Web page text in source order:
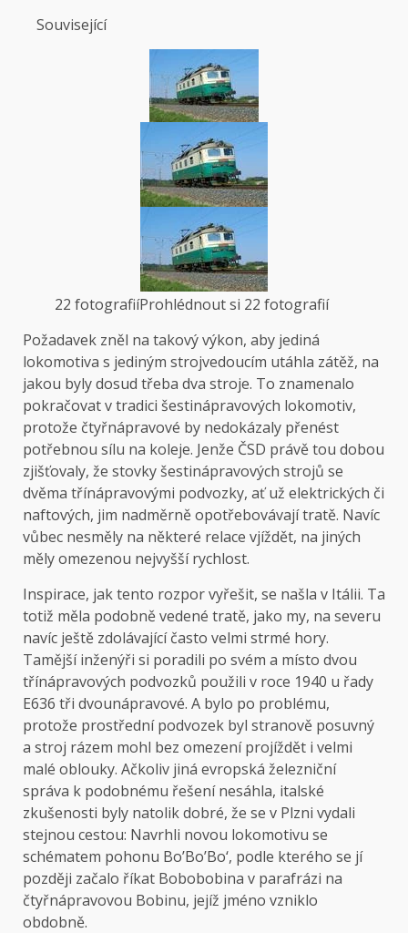
Související
22 fotografiíProhlédnout si 22 fotografií
Požadavek zněl na takový výkon, aby jediná
lokomotiva s jediným strojvedoucím utáhla zátěž, na
jakou byly dosud třeba dva stroje. To znamenalo
pokračovat v tradici šestinápravových lokomotiv,
protože čtyřnápravové by nedokázaly přenést
potřebnou sílu na koleje. Jenže ČSD právě tou dobou
zjišťovaly, že stovky šestinápravových strojů se
dvěma třínápravovými podvozky, ať už elektrických či
naftových, jim nadměrně opotřebovávají tratě. Navíc
vůbec nesměly na některé relace vjíždět, na jiných
měly omezenou nejvyšší rychlost.
Inspirace, jak tento rozpor vyřešit, se našla v Itálii. Ta
totiž měla podobně vedené tratě, jako my, na severu
navíc ještě zdolávající často velmi strmé hory.
Tamější inženýři si poradili po svém a místo dvou
třínápravových podvozků použili v roce 1940 u řady
E636 tři dvounápravové. A bylo po problému,
protože prostřední podvozek byl stranově posuvný
a stroj rázem mohl bez omezení projíždět i velmi
malé oblouky. Ačkoliv jiná evropská železniční
správa k podobnému řešení nesáhla, italské
zkušenosti byly natolik dobré, že se v Plzni vydali
stejnou cestou: Navrhli novou lokomotivu se
schématem pohonu Bo’Bo’Bo‘, podle kterého se jí
později začalo říkat Bobobobina v parafrázi na
čtyřnápravovou Bobinu, jejíž jméno vzniklo
obdobně.